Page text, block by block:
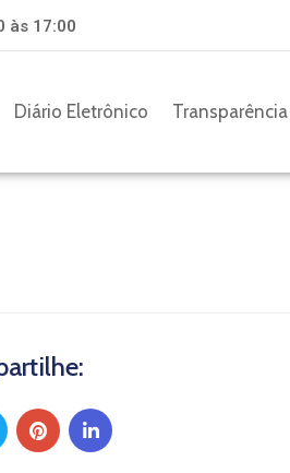
às 17:00
Diário Eletrônico